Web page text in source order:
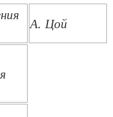
А. Цой